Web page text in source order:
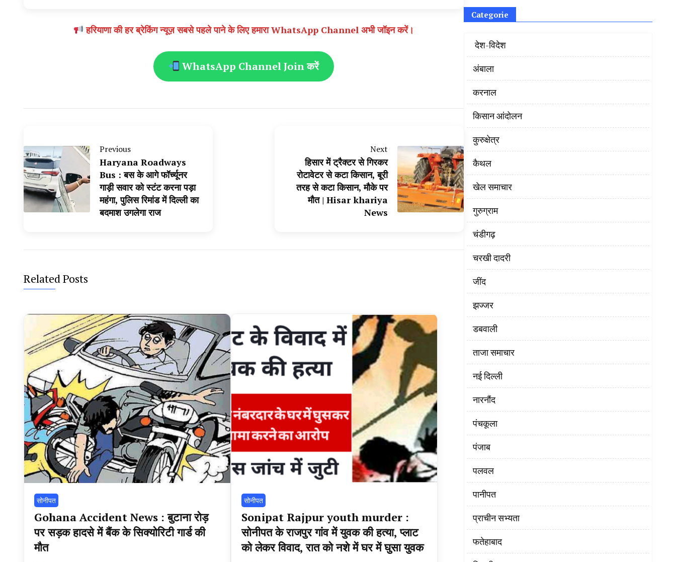
हरियाणा की हर ब्रेकिंग न्यूज़ सबसे पहले पाने के लिए हमारा WhatsApp Channel अभी जॉइन करें।
WhatsApp Channel Join करें
Previous
Haryana Roadways
Bus : बस के आगे फॉर्च्यूनर
गाड़ी सवार को स्टंट करना पड़ा
महंगा, पुलिस रिमांड में दिल्ली का
बदमाश उगलेगा राज
Next
हिसार में ट्रैक्टर से गिरकर
रोटावेटर से कटा किसान, बूरी
तरह से कटा किसान, मौके पर
मौत | Hisar khariya
News
Related Posts
सोनीपत
Gohana Accident News : बुटाना रोड़
पर सड़क हादसे में बैंक के सिक्योरिटी गार्ड की
मौत
सोनीपत
Sonipat Rajpur youth murder :
सोनीपत के राजपुर गांव में युवक की हत्या, प्लाट
को लेकर विवाद, रात को नशे में घर में घुसा युवक
Categorie
‌ देश-विदेश
अंबाला
करनाल
किसान आंदोलन
कुरुक्षेत्र
कैथल
खेल समाचार
गुरुग्राम
चंडीगढ़
चरखी दादरी
‌जींद
झज्जर
डबवाली
ताजा समाचार
नई दिल्ली
नारनौंद
पंचकूला
पंजाब
पलवल
पानीपत
प्राचीन सभ्यता
फतेहाबाद